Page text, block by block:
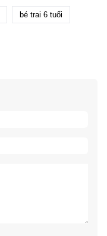
bé trai 6 tuổi